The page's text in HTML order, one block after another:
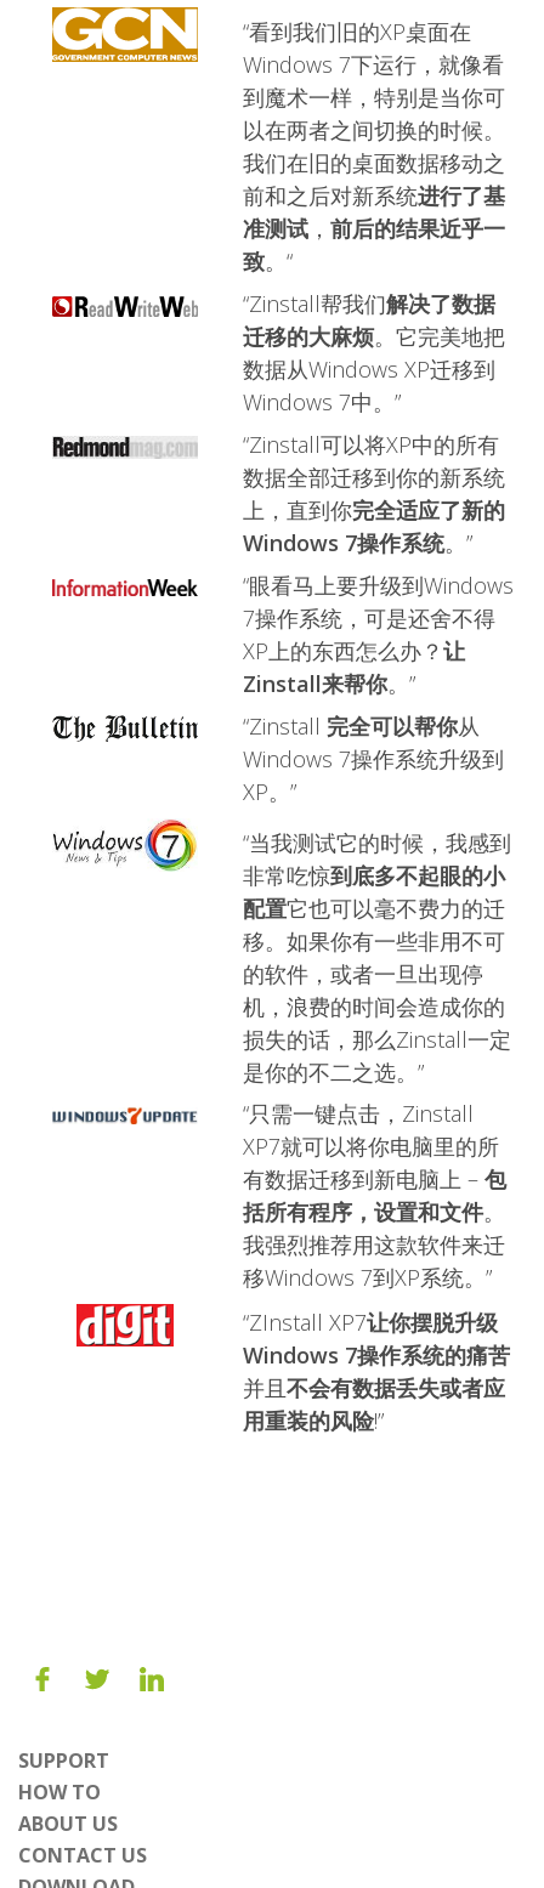
“看到我们旧的XP桌面在
Windows 7下运行，就像看
到魔术一样，特别是当你可
以在两者之间切换的时候。
我们在旧的桌面数据移动之
前和之后对新系统进行了基
准测试 ， 前后的结果近乎一
致。“
“Zinstall帮我们解决了数据
迁移的大麻烦。它完美地把
数据从Windows XP迁移到
Windows 7中。”
“Zinstall可以将XP中的所有
数据全部迁移到你的新系统
上，直到你完全适应了新的
Windows 7操作系统。”
“眼看马上要升级到Windows
7操作系统，可是还舍不得
XP上的东西怎么办？ 让
Zinstall来帮你。”
“Zinstall 完全可以帮你从
Windows 7操作系统升级到
XP。”
“当我测试它的时候，我感到
非常吃惊到底多不起眼的小
配置它也可以毫不费力的迁
移。如果你有一些非用不可
的软件，或者一旦出现停
机，浪费的时间会造成你的
损失的话，那么Zinstall一定
是你的不二之选。”
“只需一键点击，Zinstall
XP7就可以将你电脑里的所
有数据迁移到新电脑上 – 包
括所有程序，设置和文件。
我强烈推荐用这款软件来迁
移Windows 7到XP系统。”
“ZInstall XP7让你摆脱升级
Windows 7操作系统的痛苦
并且不会有数据丢失或者应
用重装的风险!”
SUPPORT
HOW TO
ABOUT US
CONTACT US